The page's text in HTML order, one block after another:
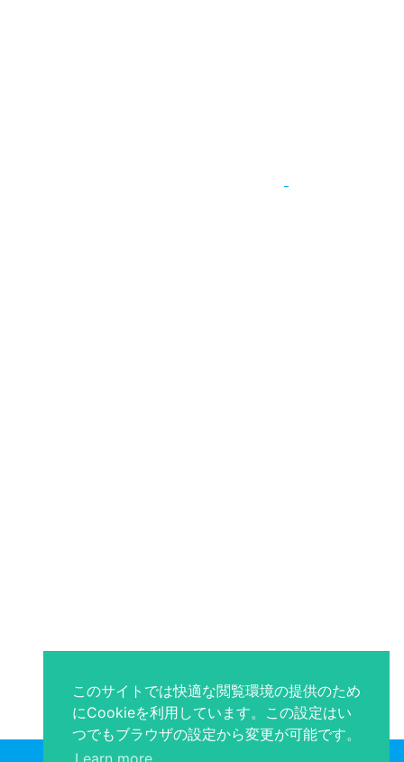
このサイトでは快適な閲覧環境の提供のため
にCookieを利用しています。この設定はい
つでもブラウザの設定から変更が可能です。